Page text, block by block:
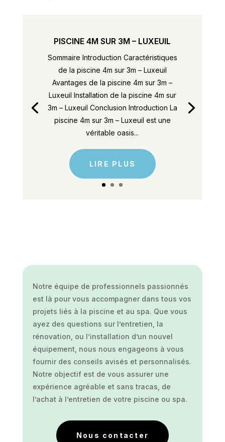
PISCINE 4M SUR 3M – LUXEUIL
Sommaire Introduction Caractéristiques
de la piscine 4m sur 3m – Luxeuil
Avantages de la piscine 4m sur 3m –
Luxeuil Installation de la piscine 4m sur
3m – Luxeuil Conclusion Introduction La
piscine 4m sur 3m – Luxeuil est une
véritable oasis...
LIRE PLUS
Notre équipe de professionnels passionnés
est là pour vous accompagner dans tous vos
projets liés à la piscine et au spa. Que vous
ayez des questions sur l’entretien, la
rénovation, ou l’installation d’un nouvel
équipement, nous nous engageons à vous
fournir des conseils avisés et personnalisés.
Notre objectif est de vous assurer une
expérience agréable et sans tracas, de
l’achat à l’entretien de votre piscine ou spa.
Nous contacter